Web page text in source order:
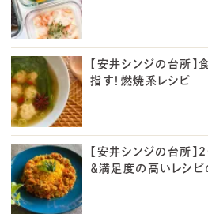
【安井シンジの台所
指す！燃焼系レシピ
【安井シンジの台所
＆満足度の高いレシ